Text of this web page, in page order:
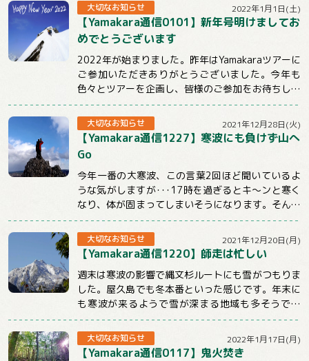
大切なお知らせ 2022年1月1日(土)
【Yamakara通信0101】新年号明けましてお
めでとうございます
2022年が始まりました。昨年はYamakaraツアーに
ご参加いただきありがとうございました。今年も
色々とツアーを企画し、皆様のご参加をお待ちして
おります。引き続きYamakaraを...
大切なお知らせ 2021年12月28日(火)
【Yamakara通信1227】寒波にも負けず山へ
Go
今年一番の大寒波、この言葉2回ほど聞いているよ
うな気がしますが･･･17時を過ぎるとキ～ンと寒く
なり、体が固まってしまいそうになります。そんな
時こそ体を動かしてぽかぽかにしないとだめ...
大切なお知らせ 2021年12月20日(月)
【Yamakara通信1220】師走は忙しい
週末は寒波の影響で縄文杉ルートにも雪がつもりま
した。屋久島でも冬本番といった感じです。年末に
も寒波が来るようで雪が深まる地域も多そうです
ね。今週のメルマガはnewツアーや屋久島ツアー...
大切なお知らせ 2022年1月17日(月)
【Yamakara通信0117】鬼火焚き